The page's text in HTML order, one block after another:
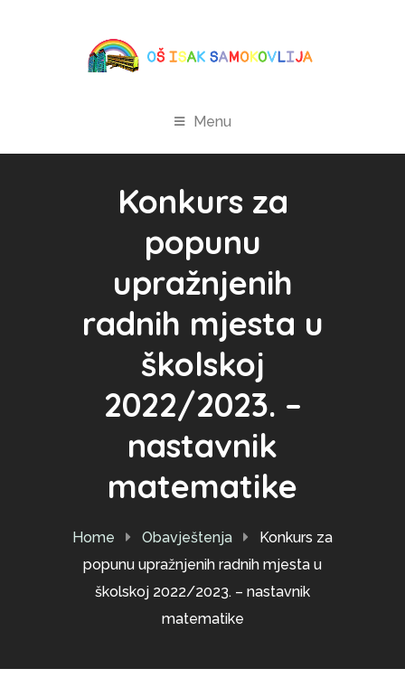
Menu
Konkurs za
popunu
upražnjenih
radnih mjesta u
školskoj
2022/2023. –
nastavnik
matematike
Home Obavještenja
Konkurs za
popunu upražnjenih radnih mjesta u
školskoj 2022/2023. – nastavnik
matematike